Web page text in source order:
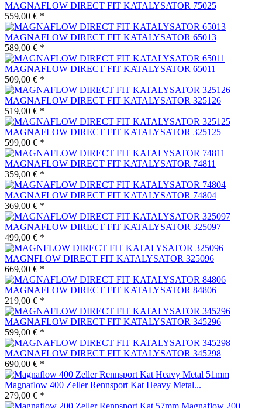
MAGNAFLOW DIRECT FIT KATALYSATOR 75025
559,00 € *
MAGNAFLOW DIRECT FIT KATALYSATOR 65013
589,00 € *
MAGNAFLOW DIRECT FIT KATALYSATOR 65011
509,00 € *
MAGNAFLOW DIRECT FIT KATALYSATOR 325126
519,00 € *
MAGNAFLOW DIRECT FIT KATALYSATOR 325125
599,00 € *
MAGNAFLOW DIRECT FIT KATALYSATOR 74811
359,00 € *
MAGNAFLOW DIRECT FIT KATALYSATOR 74804
369,00 € *
MAGNAFLOW DIRECT FIT KATALYSATOR 325097
499,00 € *
MAGNFLOW DIRECT FIT KATALYSATOR 325096
669,00 € *
MAGNAFLOW DIRECT FIT KATALYSATOR 84806
219,00 € *
MAGNAFLOW DIRECT FIT KATALYSATOR 345296
599,00 € *
MAGNAFLOW DIRECT FIT KATALYSATOR 345298
690,00 € *
Magnaflow 400 Zeller Rennsport Kat Heavy Metal...
279,00 € *